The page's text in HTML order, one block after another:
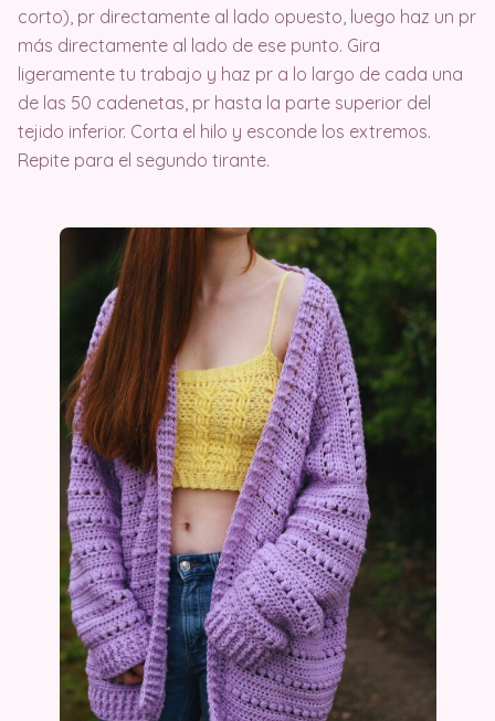
corto), pr directamente al lado opuesto, luego haz un pr
más directamente al lado de ese punto. Gira
ligeramente tu trabajo y haz pr a lo largo de cada una
de las 50 cadenetas, pr hasta la parte superior del
tejido inferior. Corta el hilo y esconde los extremos.
Repite para el segundo tirante.